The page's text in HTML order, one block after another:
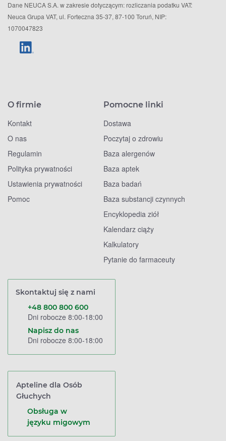
Dane NEUCA S.A. w zakresie dotyczącym: rozliczania podatku VAT:
Neuca Grupa VAT, ul. Forteczna 35-37, 87-100 Toruń, NIP:
1070047823
O firmie
Kontakt
O nas
Regulamin
Polityka prywatności
Ustawienia prywatności
Pomoc
Pomocne linki
Dostawa
Poczytaj o zdrowiu
Baza alergenów
Baza aptek
Baza badań
Baza substancji czynnych
Encyklopedia ziół
Kalendarz ciąży
Kalkulatory
Pytanie do farmaceuty
Skontaktuj się z nami
+48 800 800 600
Dni robocze 8:00-18:00
Napisz do nas
Dni robocze 8:00-18:00
Apteline dla Osób
Głuchych
Obsługa w
języku migowym